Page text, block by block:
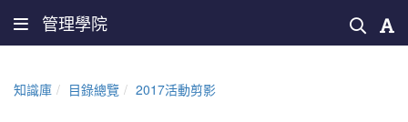
管理學院
知識庫 目錄總覽 2017活動剪影